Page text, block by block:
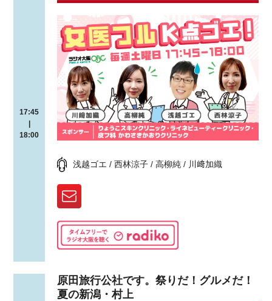
17:45
18:00
浅越ゴエ / 西林涼子 / 高柳純 / 川﨑加織
原田旅行公社です。祭りだ！グルメだ！
夏の新潟・村上